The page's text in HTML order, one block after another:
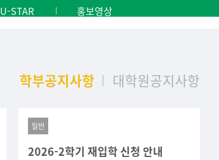
U-STAR 홍보영상
학부공지사항 대학원공지사항
일반
2026-2학기 재입학 신청 안내